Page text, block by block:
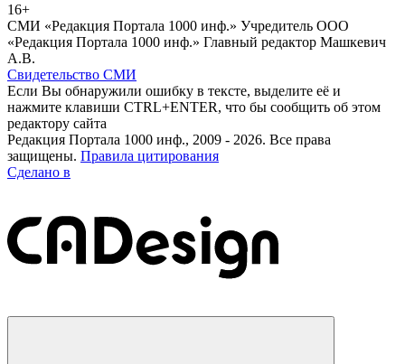
16+
СМИ «Редакция Портала 1000 инф.» Учредитель ООО
«Редакция Портала 1000 инф.» Главный редактор Машкевич
А.В.
Свидетельство СМИ
Если Вы обнаружили ошибку в тексте, выделите её и
нажмите клавиши CTRL+ENTER, что бы сообщить об этом
редактору сайта
Редакция Портала 1000 инф., 2009 - 2026. Все права
защищены. Правила цитирования
Сделано в